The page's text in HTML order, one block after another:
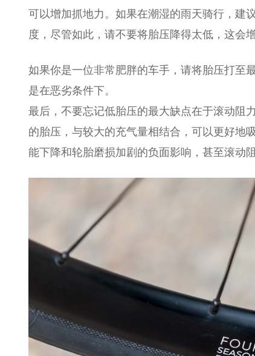
可以增加抓地力。如果在潮湿的雨天骑行，建
度，尽管如此，请不要将胎压降得太低，这会
如果你是一位非常肥胖的车手，请将胎压打至
是在恶劣条件下。
最后，不要忘记低胎压的最大缺点在于滚动阻
的胎压，与较大的充气量相结合，可以更好地
能下降和轮胎磨损加剧的负面影响，甚至滚动